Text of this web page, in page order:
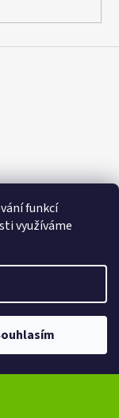
funkcí
využíváme
na Instagramu
práva vyhrazena.